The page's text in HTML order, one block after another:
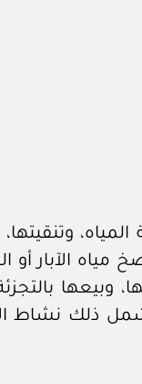
مياه الآبار أو
بها، وبيعها
يشمل ذلك